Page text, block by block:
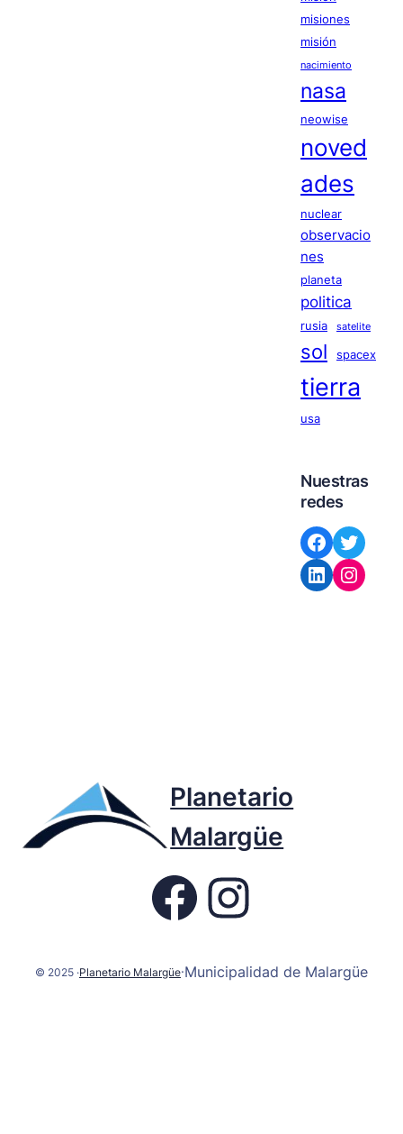
misiones
misión
nacimiento
nasa
neowise
noved
ades
nuclear
observacio
nes
planeta
politica
rusia satelite
sol spacex
tierra
usa
Nuestras
redes
Facebook
Twitter
LinkedIn
Instagram
Planetario
Malargüe
Fb page Planetario Instagram
© 2025 ·Planetario Malargüe·Municipalidad de Malargüe